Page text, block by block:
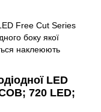
Free Cut Series
боку якої
наклеюють
LED
720 LED;